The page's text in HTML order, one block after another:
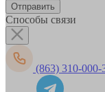
Способы связи
(863) 310-000-